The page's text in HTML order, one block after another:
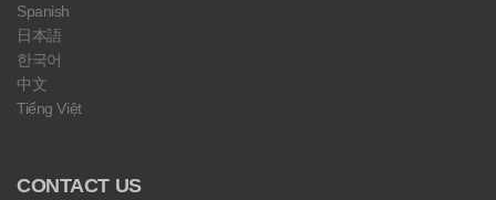
Spanish
日本語
한국어
中文
Tiếng Việt
CONTACT US